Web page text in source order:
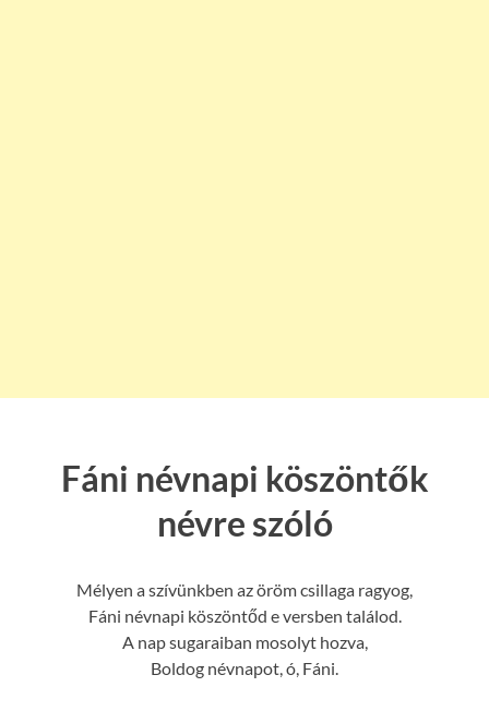
Fáni névnapi köszöntők
névre szóló
Mélyen a szívünkben az öröm csillaga ragyog,
Fáni névnapi köszöntőd e versben találod.
A nap sugaraiban mosolyt hozva,
Boldog névnapot, ó, Fáni.